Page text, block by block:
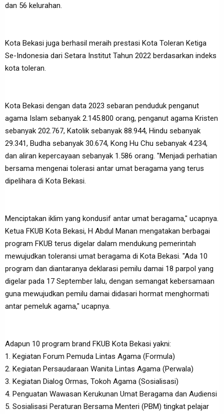
dan 56 kelurahan.
Kota Bekasi juga berhasil meraih prestasi Kota Toleran Ketiga
Se-Indonesia dari Setara Institut Tahun 2022 berdasarkan indeks
kota toleran.
Kota Bekasi dengan data 2023 sebaran penduduk penganut
agama Islam sebanyak 2.145.800 orang, penganut agama Kristen
sebanyak 202.767, Katolik sebanyak 88.944, Hindu sebanyak
29.341, Budha sebanyak 30.674, Kong Hu Chu sebanyak 4.234,
dan aliran kepercayaan sebanyak 1.586 orang. "Menjadi perhatian
bersama mengenai tolerasi antar umat beragama yang terus
dipelihara di Kota Bekasi.
Menciptakan iklim yang kondusif antar umat beragama," ucapnya.
Ketua FKUB Kota Bekasi, H Abdul Manan mengatakan berbagai
program FKUB terus digelar dalam mendukung pemerintah
mewujudkan toleransi umat beragama di Kota Bekasi. "Ada 10
program dan diantaranya deklarasi pemilu damai 18 parpol yang
digelar pada 17 September lalu, dengan semangat kebersamaan
guna mewujudkan pemilu damai didasari hormat menghormati
antar pemeluk agama," ucapnya.
Adapun 10 program brand FKUB Kota Bekasi yakni:
1. Kegiatan Forum Pemuda Lintas Agama (Formula)
2. Kegiatan Persaudaraan Wanita Lintas Agama (Perwala)
3. Kegiatan Dialog Ormas, Tokoh Agama (Sosialisasi)
4. Penguatan Wawasan Kerukunan Umat Beragama dan Audiensi
5. Sosialisasi Peraturan Bersama Menteri (PBM) tingkat pelajar